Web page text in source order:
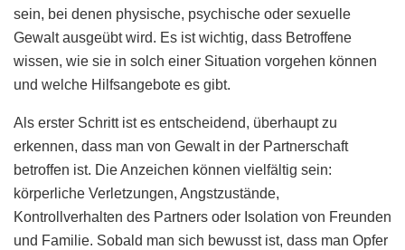
sein, bei denen physische, psychische oder sexuelle
Gewalt ausgeübt wird. Es ist wichtig, dass Betroffene
wissen, wie sie in solch einer Situation vorgehen können
und welche Hilfsangebote es gibt.
Als erster Schritt ist es entscheidend, überhaupt zu
erkennen, dass man von Gewalt in der Partnerschaft
betroffen ist. Die Anzeichen können vielfältig sein:
körperliche Verletzungen, Angstzustände,
Kontrollverhalten des Partners oder Isolation von Freunden
und Familie. Sobald man sich bewusst ist, dass man Opfer